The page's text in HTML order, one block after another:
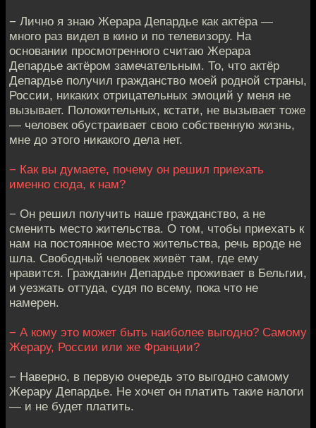
− Лично я знаю Жерара Депардье как актёра —
много раз видел в кино и по телевизору. На
основании просмотренного считаю Жерара
Депардье актёром замечательным. То, что актёр
Депардье получил гражданство моей родной страны,
России, никаких отрицательных эмоций у меня не
вызывает. Положительных, кстати, не вызывает тоже
— человек обустраивает свою собственную жизнь,
мне до этого никакого дела нет.
− Как вы думаете, почему он решил приехать
именно сюда, к нам?
− Он решил получить наше гражданство, а не
сменить место жительства. О том, чтобы приехать к
нам на постоянное место жительства, речь вроде не
шла. Свободный человек живёт там, где ему
нравится. Гражданин Депардье проживает в Бельгии,
и уезжать оттуда, судя по всему, пока что не
намерен.
− А кому это может быть наиболее выгодно? Самому
Жерару, России или же Франции?
− Наверно, в первую очередь это выгодно самому
Жерару Депардье. Не хочет он платить такие налоги
— и не будет платить.